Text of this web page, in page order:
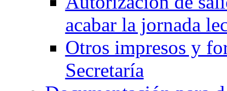
acabar la jornada
Otros impresos y
Secretaría